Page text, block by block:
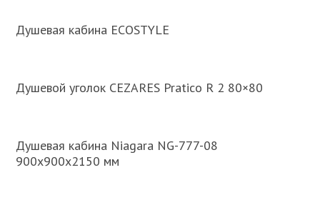
Душевая кабина ECOSTYLE
Душевой уголок CEZARES Pratico R 2 80×80
Душевая кабина Niagara NG-777-08
900х900х2150 мм